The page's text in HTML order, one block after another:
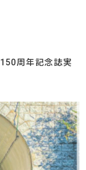
周年記念誌実